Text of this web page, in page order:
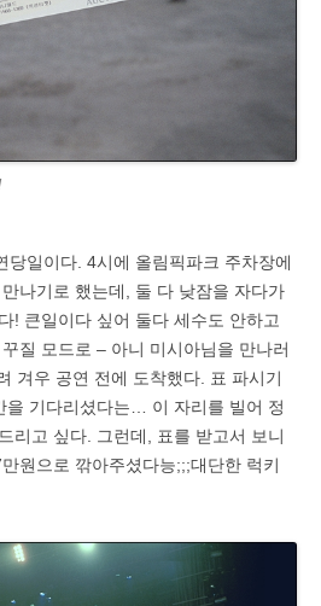
당일이다. 4시에 올림픽파크 주차장에
나기로 했는데, 둘 다 낮잠을 자다가
! 큰일이다 싶어 둘다 세수도 안하고
질 모드로 – 아니 미시아님을 만나러
겨우 공연 전에 도착했다. 표 파시기
을 기다리셨다는… 이 자리를 빌어 정
리고 싶다. 그런데, 표를 받고서 보니
원으로 깎아주셨다능;;;대단한 럭키